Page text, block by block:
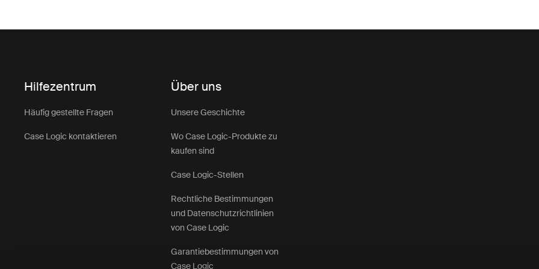
Hilfezentrum
Häufig gestellte Fragen
Case Logic kontaktieren
Über uns
Unsere Geschichte
Wo Case Logic-Produkte zu
kaufen sind
Case Logic-Stellen
Rechtliche Bestimmungen
und Datenschutzrichtlinien
von Case Logic
Garantiebestimmungen von
Case Logic